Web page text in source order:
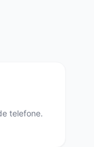
telefone.